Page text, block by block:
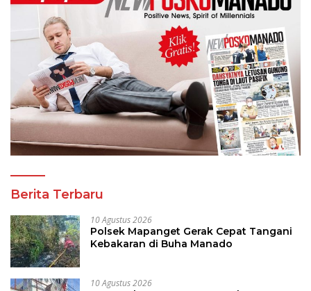
Berita Terbaru
10 Agustus 2026
Polsek Mapanget Gerak Cepat Tangani
Kebakaran di Buha Manado
10 Agustus 2026